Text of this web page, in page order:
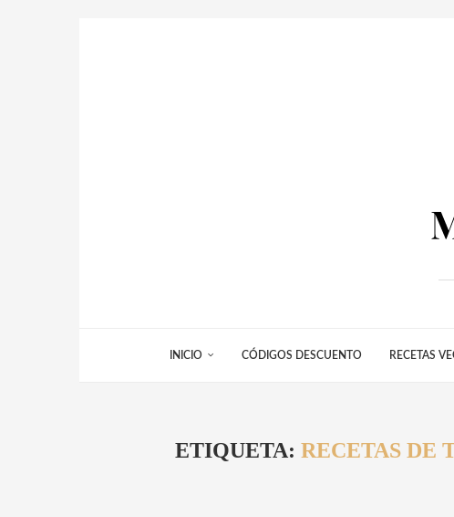
INICIO CÓDIGOS DESCUENTO RECETAS
ETIQUETA: RECETAS DE